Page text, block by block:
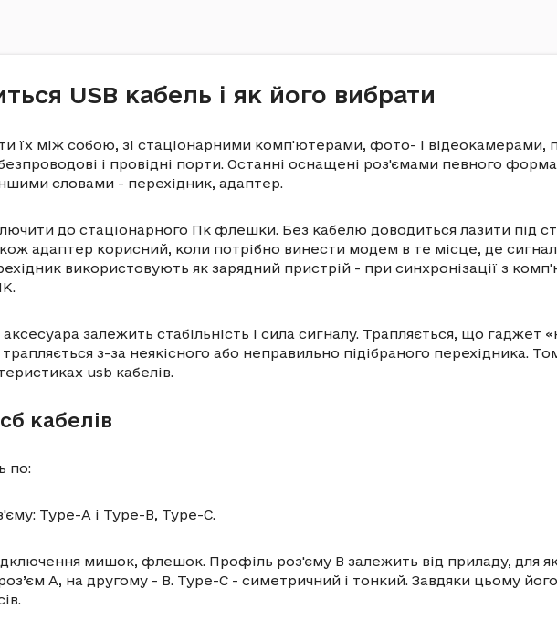
USB кабель і як його вибрати
їх між собою, зі стаціонарними комп'ютерами, фото- і
і провідні порти. Останні оснащені роз'ємами певного
словами - перехідник, адаптер.
до стаціонарного Пк флешки. Без кабелю доводиться лазити під
адаптер корисний, коли потрібно винести модем в те місце, де
використовують як зарядний пристрій - при синхронізації з
акcесуapa залежить стабільність і сила сигналу. Трапляється, що
з-за неякісного або неправильно підібраного перехідника.
usb кабелів.
кабелів
по:
Type-A і Type-B, Type-C.
мишок, флешок. Профіль роз'єму B залежить від приладу, для
A, на другому - B. Type-C - симетричний і тонкий. Завдяки цьому